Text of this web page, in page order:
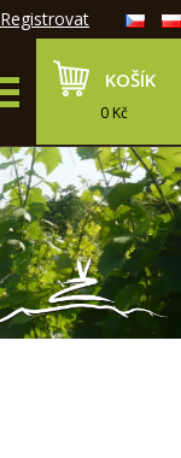
Registrovat
KOŠÍK
0 Kč